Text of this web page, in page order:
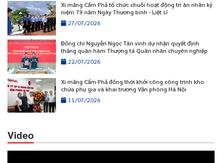
Xi măng Cẩm Phả tổ chức chuỗi hoạt động tri ân nhân kỷ
niệm 79 năm Ngày Thương binh - Liệt sĩ
27/07/2026
Đồng chí Nguyễn Ngọc Tân vinh dự nhận quyết định
thăng quân hàm Thượng tá Quân nhân chuyên nghiệp
22/07/2026
Xi măng Cẩm Phả đồng thời khởi công công trình kho
chứa phụ gia và khai trương Văn phòng Hà Nội
11/07/2026
Video